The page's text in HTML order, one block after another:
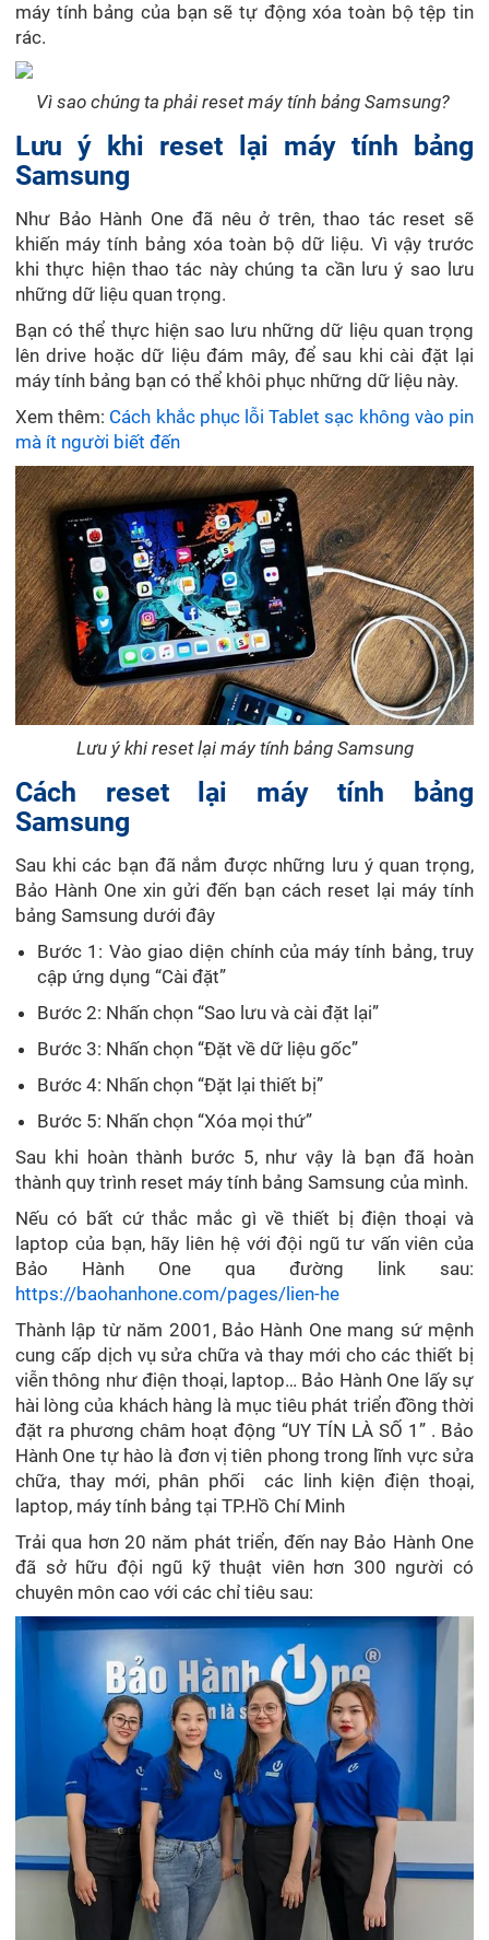
máy tính bảng của bạn sẽ tự động xóa toàn bộ tệp tin
rác.
Vì sao chúng ta phải reset máy tính bảng Samsung?
Lưu ý khi reset lại máy tính bảng
Samsung
Như Bảo Hành One đã nêu ở trên, thao tác reset sẽ
khiến máy tính bảng xóa toàn bộ dữ liệu. Vì vậy trước
khi thực hiện thao tác này chúng ta cần lưu ý sao lưu
những dữ liệu quan trọng.
Bạn có thể thực hiện sao lưu những dữ liệu quan trọng
lên drive hoặc dữ liệu đám mây, để sau khi cài đặt lại
máy tính bảng bạn có thể khôi phục những dữ liệu này.
Xem thêm: Cách khắc phục lỗi Tablet sạc không vào pin
mà ít người biết đến
Lưu ý khi reset lại máy tính bảng Samsung
Cách reset lại máy tính bảng
Samsung
Sau khi các bạn đã nắm được những lưu ý quan trọng,
Bảo Hành One xin gửi đến bạn cách reset lại máy tính
bảng Samsung dưới đây
Bước 1: Vào giao diện chính của máy tính bảng, truy
cập ứng dụng “Cài đặt”
Bước 2: Nhấn chọn “Sao lưu và cài đặt lại”
Bước 3: Nhấn chọn “Đặt về dữ liệu gốc”
Bước 4: Nhấn chọn “Đặt lại thiết bị”
Bước 5: Nhấn chọn “Xóa mọi thứ”
Sau khi hoàn thành bước 5, như vậy là bạn đã hoàn
thành quy trình reset máy tính bảng Samsung của mình.
Nếu có bất cứ thắc mắc gì về thiết bị điện thoại và
laptop của bạn, hãy liên hệ với đội ngũ tư vấn viên của
Bảo Hành One qua đường link sau:
https://baohanhone.com/pages/lien-he
Thành lập từ năm 2001, Bảo Hành One mang sứ mệnh
cung cấp dịch vụ sửa chữa và thay mới cho các thiết bị
viễn thông như điện thoại, laptop… Bảo Hành One lấy sự
hài lòng của khách hàng là mục tiêu phát triển đồng thời
đặt ra phương châm hoạt động “UY TÍN LÀ SỐ 1” . Bảo
Hành One tự hào là đơn vị tiên phong trong lĩnh vực sửa
chữa, thay mới, phân phối các linh kiện điện thoại,
laptop, máy tính bảng tại TP.Hồ Chí Minh
Trải qua hơn 20 năm phát triển, đến nay Bảo Hành One
đã sở hữu đội ngũ kỹ thuật viên hơn 300 người có
chuyên môn cao với các chỉ tiêu sau: